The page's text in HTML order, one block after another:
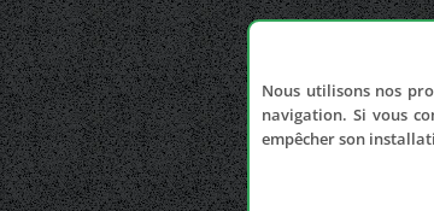
Nous utilisons nos
navigation. Si vous
empêcher son